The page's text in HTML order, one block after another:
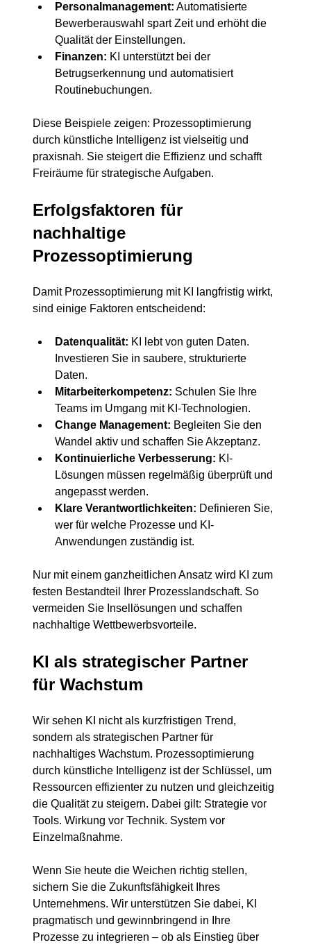
Personalmanagement: Automatisierte
Bewerberauswahl spart Zeit und erhöht die
Qualität der Einstellungen.
Finanzen: KI unterstützt bei der
Betrugserkennung und automatisiert
Routinebuchungen.
Diese Beispiele zeigen: Prozessoptimierung
durch künstliche Intelligenz ist vielseitig und
praxisnah. Sie steigert die Effizienz und schafft
Freiräume für strategische Aufgaben.
Erfolgsfaktoren für
nachhaltige
Prozessoptimierung
Damit Prozessoptimierung mit KI langfristig wirkt,
sind einige Faktoren entscheidend:
Datenqualität: KI lebt von guten Daten.
Investieren Sie in saubere, strukturierte
Daten.
Mitarbeiterkompetenz: Schulen Sie Ihre
Teams im Umgang mit KI-Technologien.
Change Management: Begleiten Sie den
Wandel aktiv und schaffen Sie Akzeptanz.
Kontinuierliche Verbesserung: KI-
Lösungen müssen regelmäßig überprüft und
angepasst werden.
Klare Verantwortlichkeiten: Definieren Sie,
wer für welche Prozesse und KI-
Anwendungen zuständig ist.
Nur mit einem ganzheitlichen Ansatz wird KI zum
festen Bestandteil Ihrer Prozesslandschaft. So
vermeiden Sie Insellösungen und schaffen
nachhaltige Wettbewerbsvorteile.
KI als strategischer Partner
für Wachstum
Wir sehen KI nicht als kurzfristigen Trend,
sondern als strategischen Partner für
nachhaltiges Wachstum. Prozessoptimierung
durch künstliche Intelligenz ist der Schlüssel, um
Ressourcen effizienter zu nutzen und gleichzeitig
die Qualität zu steigern. Dabei gilt: Strategie vor
Tools. Wirkung vor Technik. System vor
Einzelmaßnahme.
Wenn Sie heute die Weichen richtig stellen,
sichern Sie die Zukunftsfähigkeit Ihres
Unternehmens. Wir unterstützen Sie dabei, KI
pragmatisch und gewinnbringend in Ihre
Prozesse zu integrieren – ob als Einstieg über